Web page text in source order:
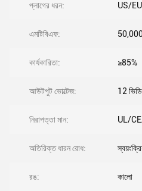
প্লাগের ধরন: US/
এমটিবিএফ: 50,000
কার্যকারিতা: ≥85%
আউটপুট ভোল্টেজ: 12
নিরাপত্তা মান: UL/
অতিরিক্ত ধারন রোধ:
রঙ: কালো